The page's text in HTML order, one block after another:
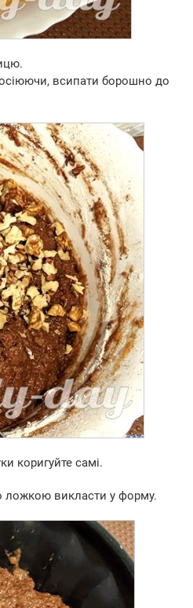
всипати борошно до
коригуйте самі.
ложкою викласти у форму.